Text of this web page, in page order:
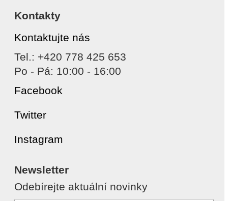
Kontakty
Kontaktujte nás
Tel.: +420 778 425 653
Po - Pá: 10:00 - 16:00
Facebook
Twitter
Instagram
Newsletter
Odebírejte aktuální novinky